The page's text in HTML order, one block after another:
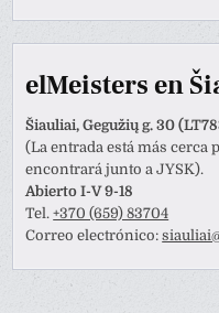
elMeisters en
Šiauliai, Gegužių g. 30
(La entrada está más cerca
encontrará junto a JYSK).
Abierto I-V 9-18
Tel.+370 (659) 83704
Correo electrónico: